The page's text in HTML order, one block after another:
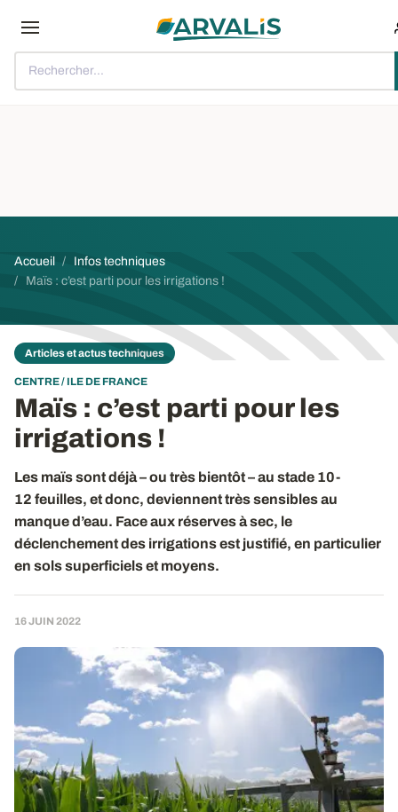
Rechercher...
Fil d'Ariane
Accueil
Infos techniques
Maïs : c’est parti pour les irrigations !
Articles et actus techniques
CENTRE / ILE DE FRANCE
Maïs : c’est parti pour les
irrigations !
Les maïs sont déjà – ou très bientôt – au stade 10-
12 feuilles, et donc, deviennent très sensibles au
manque d’eau. Face aux réserves à sec, le
déclenchement des irrigations est justifié, en particulier
en sols superficiels et moyens.
16 JUIN 2022